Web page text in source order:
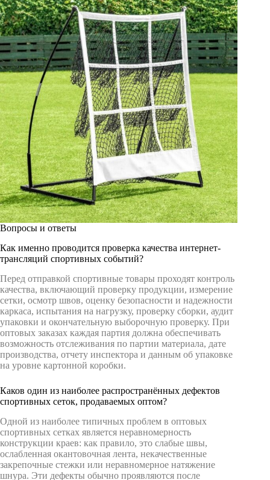
Вопросы и ответы
Как именно проводится проверка качества интернет-
трансляций спортивных событий?
Перед отправкой спортивные товары проходят контроль
качества, включающий проверку продукции, измерение
сетки, осмотр швов, оценку безопасности и надежности
каркаса, испытания на нагрузку, проверку сборки, аудит
упаковки и окончательную выборочную проверку. При
оптовых заказах каждая партия должна обеспечивать
возможность отслеживания по партии материала, дате
производства, отчету инспектора и данным об упаковке
на уровне картонной коробки.
Каков один из наиболее распространённых дефектов
спортивных сеток, продаваемых оптом?
Одной из наиболее типичных проблем в оптовых
спортивных сетках является неравномерность
конструкции краев: как правило, это слабые швы,
ослабленная окантовочная лента, некачественные
закрепочные стежки или неравномерное натяжение
шнура. Эти дефекты обычно проявляются после